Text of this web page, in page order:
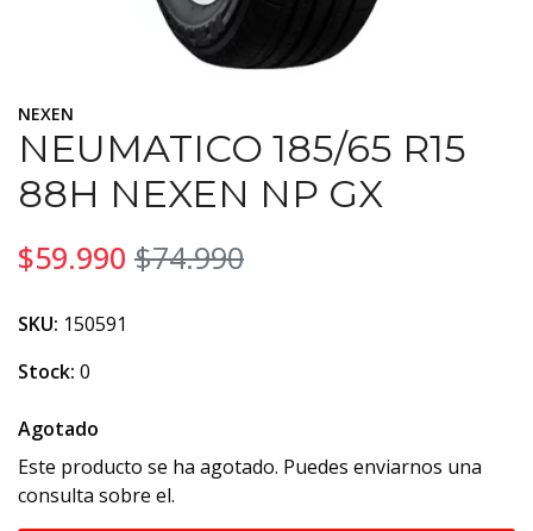
NEXEN
NEUMATICO 185/65 R15
88H NEXEN NP GX
$59.990 $74.990
SKU: 150591
Stock: 0
Agotado
Este producto se ha agotado. Puedes enviarnos una
consulta sobre el.